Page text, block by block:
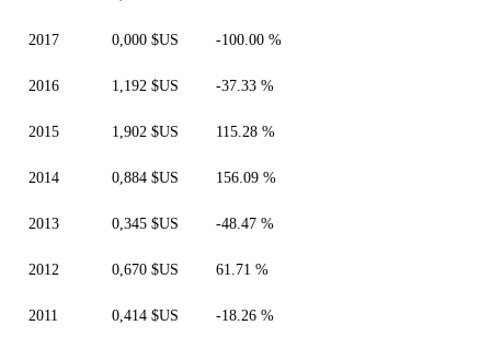
2017 0,000 $US -100.00 %
2016 1,192 $US -37.33 %
2015 1,902 $US 115.28 %
2014 0,884 $US 156.09 %
2013 0,345 $US -48.47 %
2012 0,670 $US 61.71 %
2011 0,414 $US -18.26 %